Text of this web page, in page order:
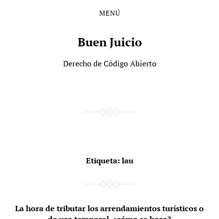
MENÚ
Buen Juicio
Derecho de Código Abierto
Etiqueta:lau
La hora de tributar los arrendamientos turísticos o